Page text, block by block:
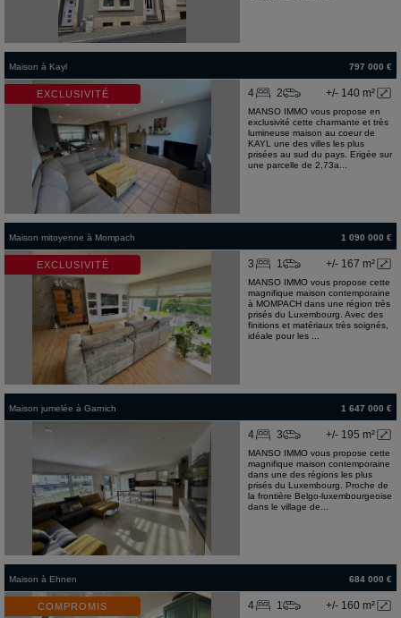
Maison à Kayl 797 000 €
EXCLUSIVITÉ +/- 140 m²
4 2
MANSO IMMO vous propose en
exclusivité cette charmante et très
lumineuse maison au coeur de
KAYL une des villes les plus
prisées au sud du pays. Erigée sur
une parcelle de 2,73a...
Maison mitoyenne à Mompach 1 090 000 €
EXCLUSIVITÉ +/- 167 m²
3 1
MANSO IMMO vous propose cette
magnifique maison contemporaine
à MOMPACH dans une région très
prisés du Luxembourg. Avec des
finitions et matériaux très soignés,
idéale pour les ...
Maison jumelée à Garnich 1 647 000 €
+/- 195 m²
4 3
MANSO IMMO vous propose cette
magnifique maison contemporaine
dans une des régions les plus
prisés du Luxembourg. Proche de
la frontière Belgo-luxembourgeoise
dans le village de...
Maison à Ehnen 684 000 €
COMPROMIS +/- 160 m²
4 1